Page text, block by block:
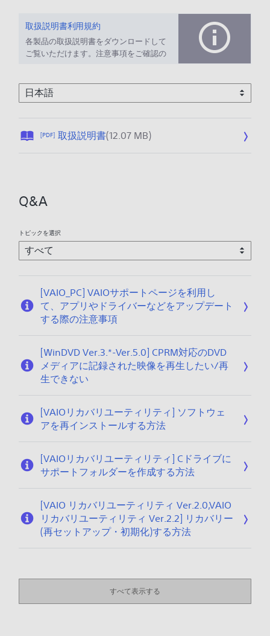
取扱説明書利用規約
各製品の取扱説明書をダウンロードして
ご覧いただけます。注意事項をご確認の
[PDF] 取扱説明書(12.07 MB)公
/
2
0
Q&A
トピックを選択
[VAIO_PC] VAIOサポートページを利用し
て、アプリやドライバーなどをアップデート
する際の注意事項
[WinDVD Ver.3.*-Ver.5.0] CPRM対応のDVD
メディアに記録された映像を再生したい/再
生できない
[VAIOリカバリユーティリティ] ソフトウェ
アを再インストールする方法
[VAIOリカバリユーティリティ] Cドライブに
サポートフォルダーを作成する方法
[VAIO リカバリユーティリティ Ver.2.0,VAIO
リカバリユーティリティ Ver.2.2] リカバリー
(再セットアップ・初期化)する方法
すべて表示する